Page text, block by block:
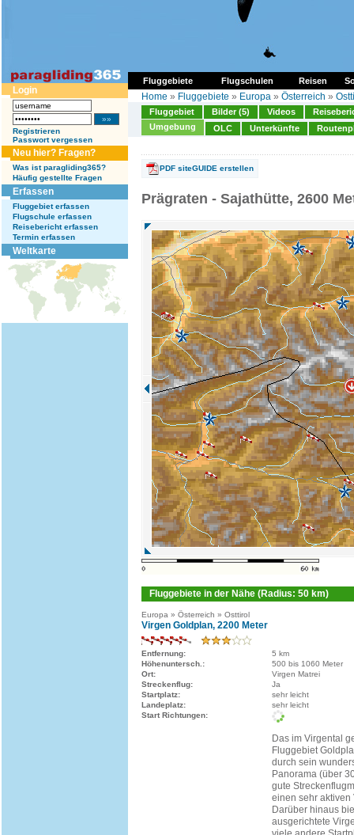
Fluggebiete Flugschulen Reisen
Login
Registrieren
Passwort vergessen
Neu hier? Fragen?
Was ist paragliding365?
Häufig gestellte Fragen
Erfassen
Fluggebiet erfassen
Flugschule erfassen
Reisebericht erfassen
Termin erfassen
Weltkarte
Home » Fluggebiete » Europa » Österreich »
Fluggebiet Bilder (5) Videos
Umgebung
OLC Unterkünfte
PDF siteGUIDE erstellen
Prägraten - Sajathütte, 2600
Fluggebiete in der Nähe (Radius: 50 km)
Europa » Österreich » Osttirol
Virgen Goldplan, 2200 Meter
Entfernung:
5 km
Höhenuntersch.:
500 bis 1060 Meter
Ort:
Virgen Matrei
Streckenflug:
Ja
Startplatz:
sehr leicht
Landeplatz:
sehr leicht
Start Richtungen:
Das im Virgental
Fluggebiet
durch sein
Panorama (über
gute
einen sehr aktiven
Darüber hinaus
ausgerichtete